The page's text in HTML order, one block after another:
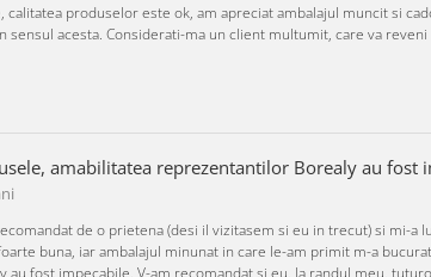
calitatea produselor este ok, am apreciat ambalajul muncit si
sensul acesta. Considerati-ma un client multumit, care va reveni
amabilitatea reprezentantilor Borealy au fost
de o prietena (desi il vizitasem si eu in trecut) si mi-a
buna, iar ambalajul minunat in care le-am primit m-a
fost impecabile. V-am recomandat si eu, la randul meu,